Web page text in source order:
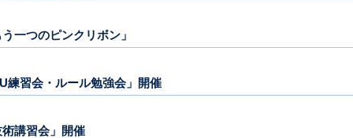
一つのピンクリボン」
習会・ルール勉強会」開催
講習会」開催